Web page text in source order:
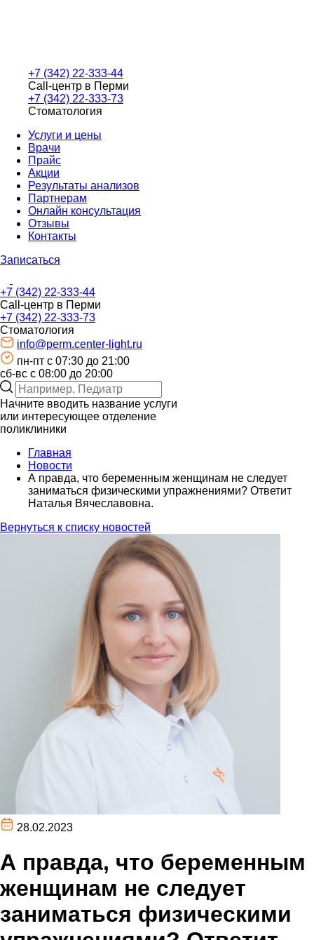
+7 (342) 22-333-44
Call-центр в Перми
+7 (342) 22-333-73
Стоматология
Услуги и цены
Врачи
Прайс
Акции
Результаты анализов
Партнерам
Онлайн консультация
Отзывы
Контакты
Записаться
+7 (342) 22-333-44
Call-центр в Перми
+7 (342) 22-333-73
Стоматология
info@perm.center-light.ru
пн-пт c 07:30 до 21:00
сб-вс с 08:00 до 20:00
Начните вводить название услуги
или интересующее отделение
поликлиники
Главная
Новости
А правда, что беременным женщинам не следует
заниматься физическими упражнениями? Ответит
Наталья Вячеславовна.
Вернуться к списку новостей
28.02.2023
А правда, что беременным
женщинам не следует
заниматься физическими